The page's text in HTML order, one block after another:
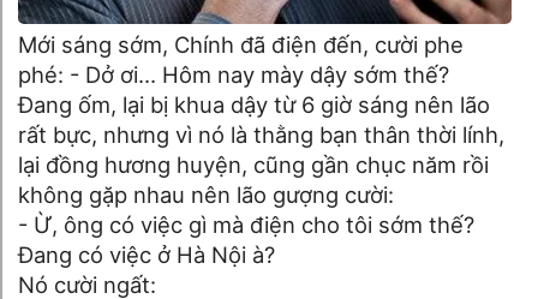
Mới sáng sớm, Chính đã điện đến, cười phe
phé: - Dở ơi… Hôm nay mày dậy sớm thế?
Đang ốm, lại bị khua dậy từ 6 giờ sáng nên lão
rất bực, nhưng vì nó là thằng bạn thân thời lính,
lại đồng hương huyện, cũng gần chục năm rồi
không gặp nhau nên lão gượng cười:
- Ừ, ông có việc gì mà điện cho tôi sớm thế?
Đang có việc ở Hà Nội à?
Nó cười ngất: